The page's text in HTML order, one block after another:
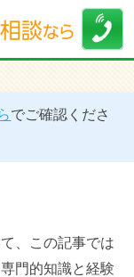
でご確認くださ
、この記事では
門的知識と経験